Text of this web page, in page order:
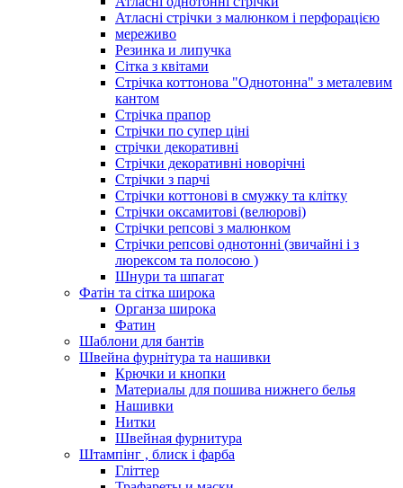
Атласні стрічки з малюнком і перфорацією
мереживо
Резинка и липучка
Сітка з квітами
Стрічка коттонова "Однотонна" з металевим
кантом
Стрічка прапор
Стрічки по супер ціні
стрічки декоративні
Стрічки декоративні новорічні
Стрічки з парчі
Стрічки коттонові в смужку та клітку
Стрічки оксамитові (велюрові)
Стрічки репсові з малюнком
Стрічки репсові однотонні (звичайні і з
люрексом та полосою )
Шнури та шпагат
Фатін та сітка широка
Органза широка
Фатин
Шаблони для бантів
Швейна фурнітура та нашивки
Крючки и кнопки
Материалы для пошива нижнего белья
Нашивки
Нитки
Швейная фурнитура
Штампінг , блиск і фарба
Гліттер